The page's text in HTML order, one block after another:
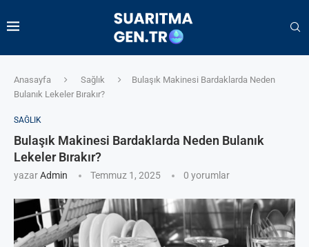
Anasayfa Sağlık
Bulaşık Makinesi Bardaklarda Neden
Bulanık Lekeler Bırakır?
SAĞLIK
Bulaşık Makinesi Bardaklarda Neden Bulanık
Lekeler Bırakır?
yazarAdmin Temmuz 1, 2025 0 yorumlar